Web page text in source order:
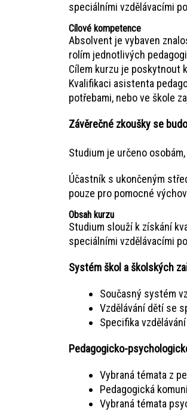
speciálními vzdělávacími
Cílové kompetence
Absolvent je vybaven
rolím jednotlivých
Cílem kurzu je poskytnout
Kvalifikaci asistenta
potřebami, nebo ve škole
Závěrečné zkoušky se
Studium je určeno
Účastník s ukončeným
pouze pro pomocné
Obsah kurzu
Studium slouží k získání
speciálními vzdělávacími
Systém škol a školských
Současný systém
Vzdělávání dětí se
Specifika
Pedagogicko-
Vybraná témata z
Pedagogická
Vybraná témata